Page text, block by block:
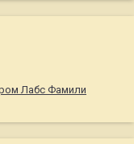
Лабс Фамили